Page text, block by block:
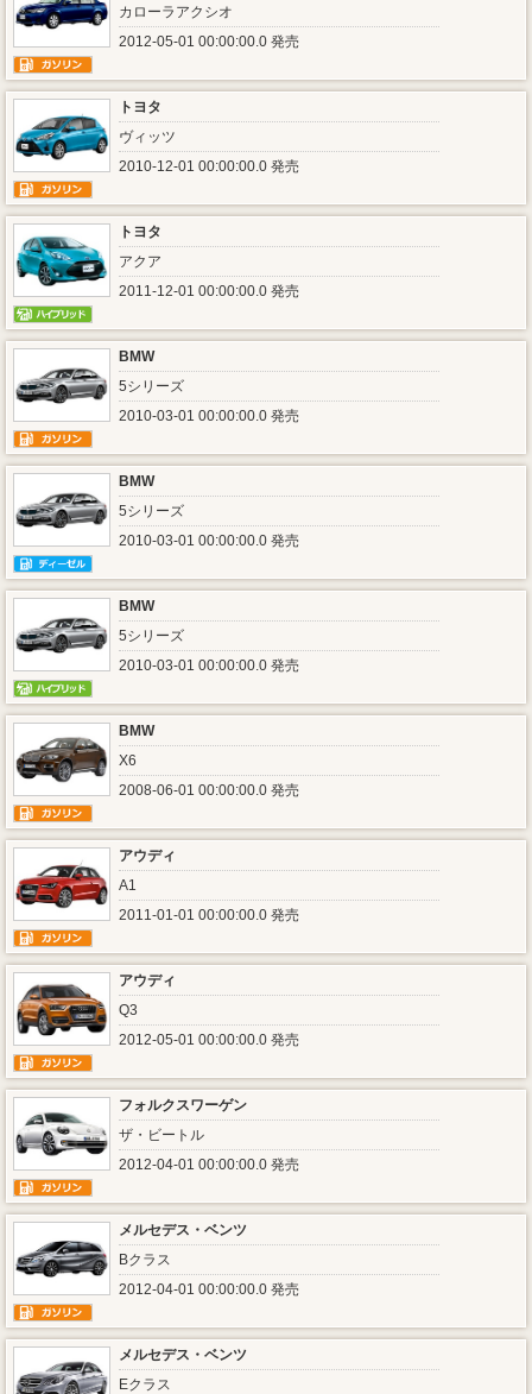
カローラアクシオ
2012-05-01 00:00:00.0 発売
トヨタ
ヴィッツ
2010-12-01 00:00:00.0 発売
トヨタ
アクア
2011-12-01 00:00:00.0 発売
BMW
5シリーズ
2010-03-01 00:00:00.0 発売
BMW
5シリーズ
2010-03-01 00:00:00.0 発売
BMW
5シリーズ
2010-03-01 00:00:00.0 発売
BMW
X6
2008-06-01 00:00:00.0 発売
アウディ
A1
2011-01-01 00:00:00.0 発売
アウディ
Q3
2012-05-01 00:00:00.0 発売
フォルクスワーゲン
ザ・ビートル
2012-04-01 00:00:00.0 発売
メルセデス・ベンツ
Bクラス
2012-04-01 00:00:00.0 発売
メルセデス・ベンツ
Eクラス